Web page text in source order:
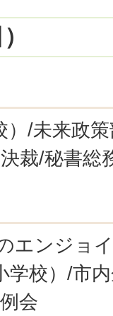
）/未来政
裁/秘書総
エンジョ
学校）/市
会